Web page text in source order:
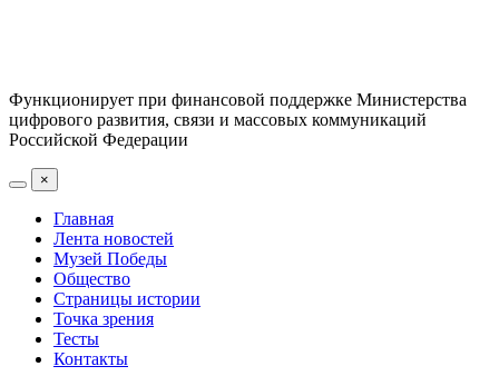
Функционирует при финансовой поддержке Министерства
цифрового развития, связи и массовых коммуникаций
Российской Федерации
×
Главная
Лента новостей
Музей Победы
Общество
Страницы истории
Точка зрения
Тесты
Контакты